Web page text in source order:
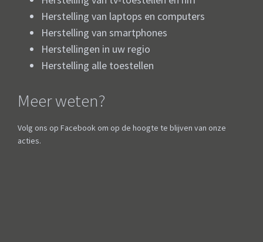
Herstelling van laptops en computers
Herstelling van smartphones
Herstellingen in uw regio
Herstelling alle toestellen
Meer weten?
Volg ons op Facebook om op de hoogte te blijven van onze
acties.